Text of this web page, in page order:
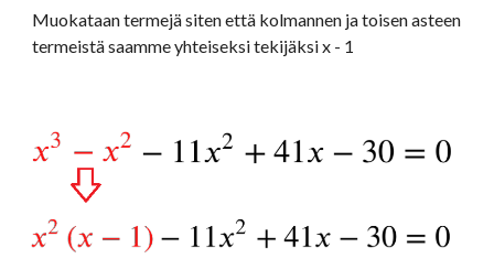
Muokataan termejä siten että kolmannen ja toisen asteen
termeistä saamme yhteiseksi tekijäksi x - 1